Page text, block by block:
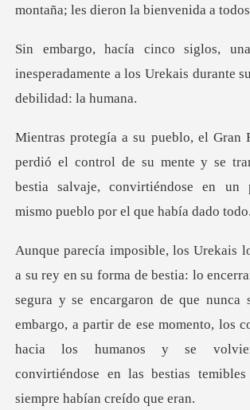
inesperadamente a los Urekais duran
trol de su mente y se
bestia salvaje, convirtiénd
gura y se encargaron de que nunca
embargo, a partir de ese momento, los
hacia los h